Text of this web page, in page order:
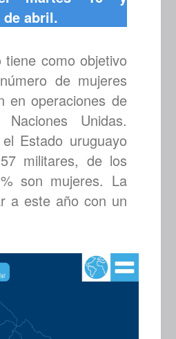
abril.
tiene como objetivo
de mujeres
en operaciones de
Unidas.
Estado uruguayo
militares, de los
son mujeres. La
a este año con un